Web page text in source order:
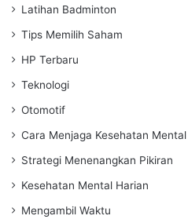
Latihan Badminton
Tips Memilih Saham
HP Terbaru
Teknologi
Otomotif
Cara Menjaga Kesehatan Mental
Strategi Menenangkan Pikiran
Kesehatan Mental Harian
Mengambil Waktu